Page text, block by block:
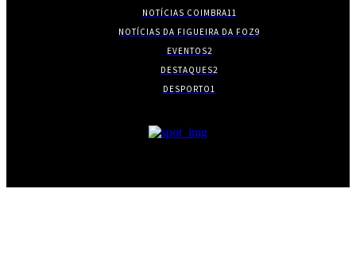
NOTÍCIAS COIMBRA11
NOTÍCIAS DA FIGUEIRA DA FOZ9
EVENTOS2
DESTAQUES2
DESPORTO1